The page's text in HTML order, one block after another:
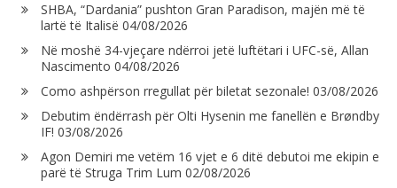
SHBA, “Dardania” pushton Gran Paradison, majën më të
lartë të Italisë 04/08/2026
Në moshë 34-vjeçare ndërroi jetë luftëtari i UFC-së, Allan
Nascimento 04/08/2026
Como ashpërson rregullat për biletat sezonale! 03/08/2026
Debutim ëndërrash për Olti Hysenin me fanellën e Brøndby
IF! 03/08/2026
Agon Demiri me vetëm 16 vjet e 6 ditë debutoi me ekipin e
parë të Struga Trim Lum 02/08/2026